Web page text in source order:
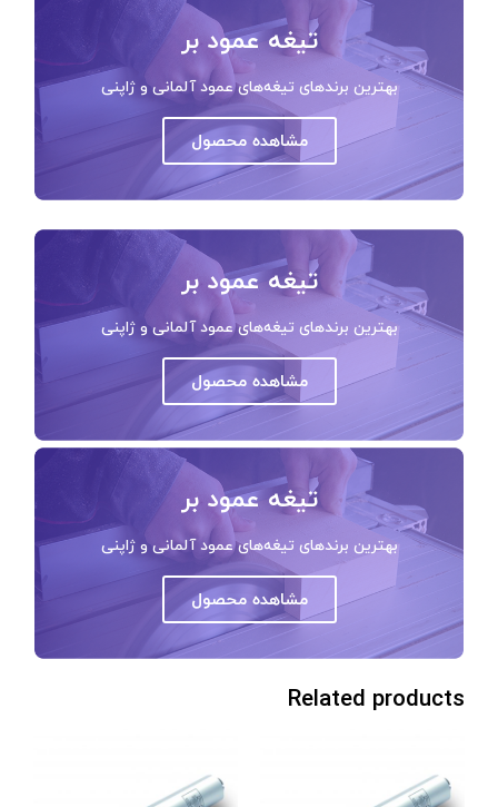
تیغه عمود بر
بهترین برندهای تیغه‌های عمود آلمانی و ژاپنی
مشاهده محصول
تیغه عمود بر
بهترین برندهای تیغه‌های عمود آلمانی و ژاپنی
مشاهده محصول
تیغه عمود بر
بهترین برندهای تیغه‌های عمود آلمانی و ژاپنی
مشاهده محصول
Related products